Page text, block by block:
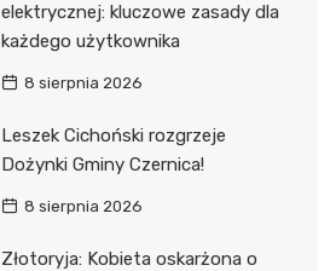
elektrycznej: kluczowe zasady dla
każdego użytkownika
8 sierpnia 2026
Leszek Cichoński rozgrzeje
Dożynki Gminy Czernica!
8 sierpnia 2026
Złotoryja: Kobieta oskarżona o